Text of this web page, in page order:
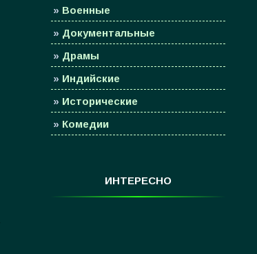
» Военные
» Документальные
» Драмы
» Индийские
» Исторические
» Комедии
ИНТЕРЕСНО